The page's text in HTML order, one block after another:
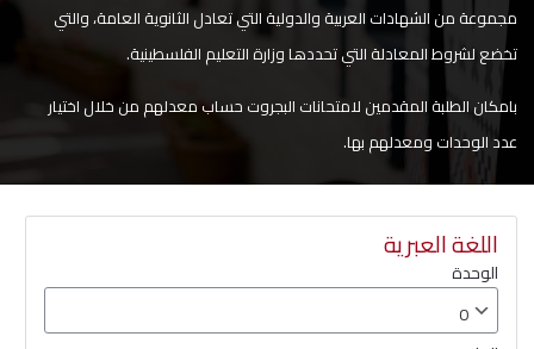
مجموعة من الشهادات العربية والدولية التي تعادل الثانوية العامة، والتي
تخضع لشروط المعادلة التي تحددها وزارة التعليم الفلسطينية.
بامكان الطلبة المقدمين لامتحانات البجروت حساب معدلهم من خلال اختيار
عدد الوحدات ومعدلهم بها.
اللغة العبرية
الوحدة